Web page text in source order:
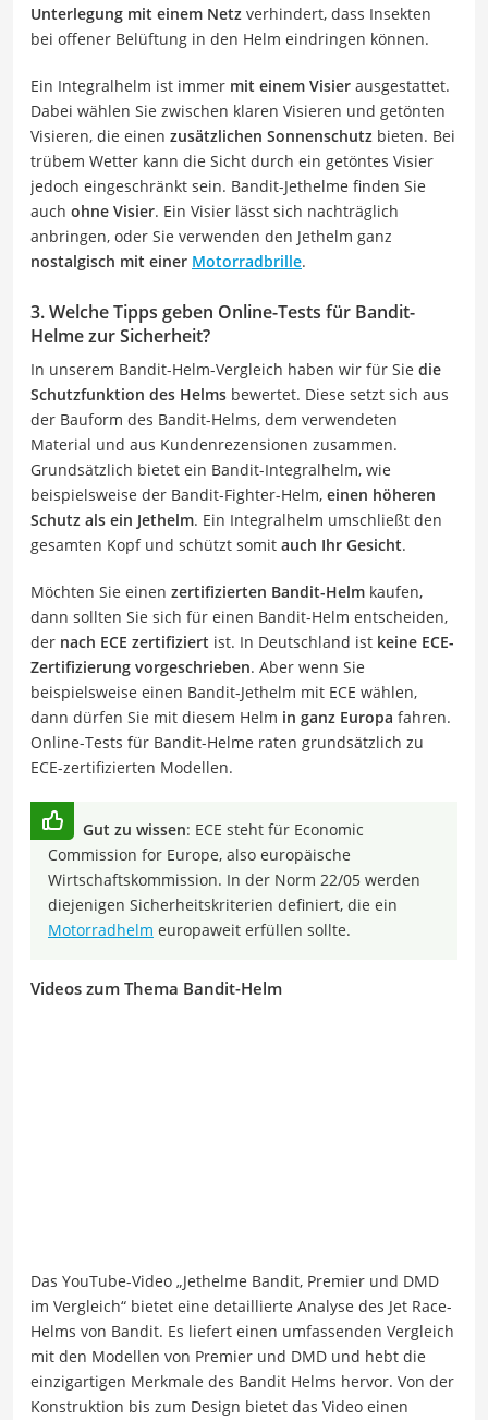
Unterlegung mit einem Netz verhindert, dass Insekten
bei offener Belüftung in den Helm eindringen können.
Ein Integralhelm ist immer mit einem Visier ausgestattet.
Dabei wählen Sie zwischen klaren Visieren und getönten
Visieren, die einen zusätzlichen Sonnenschutz bieten. Bei
trübem Wetter kann die Sicht durch ein getöntes Visier
jedoch eingeschränkt sein. Bandit-Jethelme finden Sie
auch ohne Visier. Ein Visier lässt sich nachträglich
anbringen, oder Sie verwenden den Jethelm ganz
nostalgisch mit einer Motorradbrille.
3. Welche Tipps geben Online-Tests für Bandit-
Helme zur Sicherheit?
In unserem Bandit-Helm-Vergleich haben wir für Sie die
Schutzfunktion des Helms bewertet. Diese setzt sich aus
der Bauform des Bandit-Helms, dem verwendeten
Material und aus Kundenrezensionen zusammen.
Grundsätzlich bietet ein Bandit-Integralhelm, wie
beispielsweise der Bandit-Fighter-Helm, einen höheren
Schutz als ein Jethelm. Ein Integralhelm umschließt den
gesamten Kopf und schützt somit auch Ihr Gesicht.
Möchten Sie einen zertifizierten Bandit-Helm kaufen,
dann sollten Sie sich für einen Bandit-Helm entscheiden,
der nach ECE zertifiziert ist. In Deutschland ist keine ECE-
Zertifizierung vorgeschrieben. Aber wenn Sie
beispielsweise einen Bandit-Jethelm mit ECE wählen,
dann dürfen Sie mit diesem Helm in ganz Europa fahren.
Online-Tests für Bandit-Helme raten grundsätzlich zu
ECE-zertifizierten Modellen.
Gut zu wissen: ECE steht für Economic
Commission for Europe, also europäische
Wirtschaftskommission. In der Norm 22/05 werden
diejenigen Sicherheitskriterien definiert, die ein
Motorradhelm europaweit erfüllen sollte.
Videos zum Thema Bandit-Helm
Das YouTube-Video „Jethelme Bandit, Premier und DMD
im Vergleich“ bietet eine detaillierte Analyse des Jet Race-
Helms von Bandit. Es liefert einen umfassenden Vergleich
mit den Modellen von Premier und DMD und hebt die
einzigartigen Merkmale des Bandit Helms hervor. Von der
Konstruktion bis zum Design bietet das Video einen